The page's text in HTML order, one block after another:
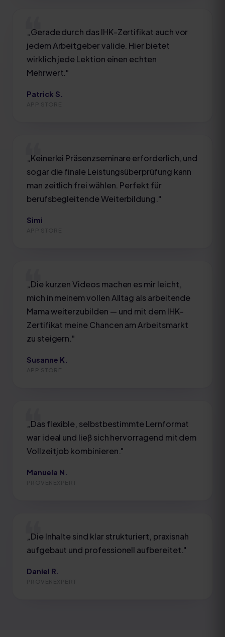
„Gerade durch das IHK-Zertifikat auch vor
jedem Arbeitgeber valide. Hier bietet
wirklich jede Lektion einen echten
Mehrwert."
Patrick S.
APP STORE
„Keinerlei Präsenzseminare erforderlich, und
sogar die finale Leistungsüberprüfung kann
man zeitlich frei wählen. Perfekt für
berufsbegleitende Weiterbildung."
Simi
APP STORE
„Die kurzen Videos machen es mir leicht,
mich in meinem vollen Alltag als arbeitende
Mama weiterzubilden — und mit dem IHK-
Zertifikat meine Chancen am Arbeitsmarkt
zu steigern."
Susanne K.
APP STORE
„Das flexible, selbstbestimmte Lernformat
war ideal und ließ sich hervorragend mit dem
Vollzeitjob kombinieren."
Manuela N.
PROVENEXPERT
„Die Inhalte sind klar strukturiert, praxisnah
aufgebaut und professionell aufbereitet."
Daniel R.
PROVENEXPERT